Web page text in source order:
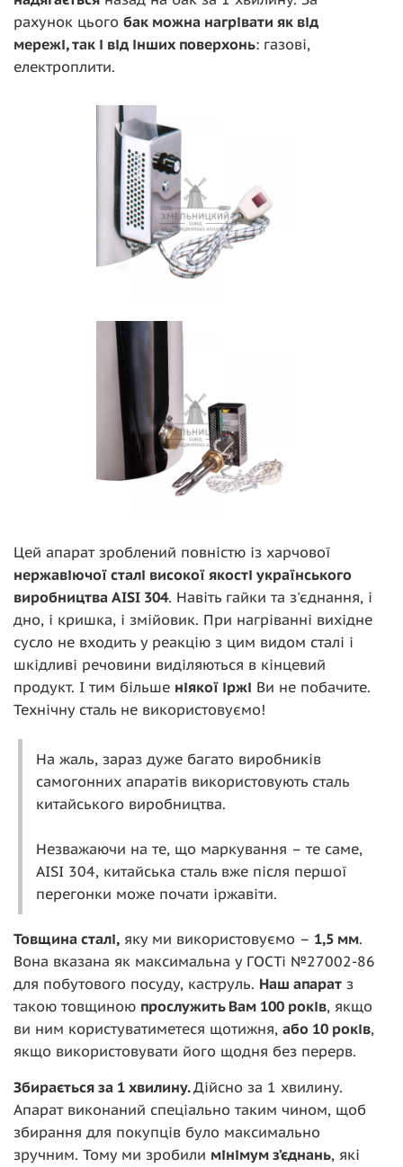
рахунок цього бак можна нагрівати як від
мережі, так і від інших поверхонь: газові,
електроплити.
Цей апарат зроблений повністю із харчової
нержавіючої сталі високої якості українського
виробництва AISI 304. Навіть гайки та з'єднання, і
дно, і кришка, і змійовик. При нагріванні вихідне
сусло не входить у реакцію з цим видом сталі і
шкідливі речовини виділяються в кінцевий
продукт. І тим більше ніякої іржі Ви не побачите.
Технічну сталь не використовуємо!
На жаль, зараз дуже багато виробників
самогонних апаратів використовують сталь
китайського виробництва.
Незважаючи на те, що маркування – те саме,
AISI 304, китайська сталь вже після першої
перегонки може почати іржавіти.
Товщина сталі, яку ми використовуємо – 1,5 мм.
Вона вказана як максимальна у ГОСТі №27002-86
для побутового посуду, каструль. Наш апарат з
такою товщиною прослужить Вам 100 років, якщо
ви ним користуватиметеся щотижня, або 10 років,
якщо використовувати його щодня без перерв.
Збирається за 1 хвилину.Дійсно за 1 хвилину.
Апарат виконаний спеціально таким чином, щоб
збирання для покупців було максимально
зручним. Тому ми зробили мінімум з’єднань, які